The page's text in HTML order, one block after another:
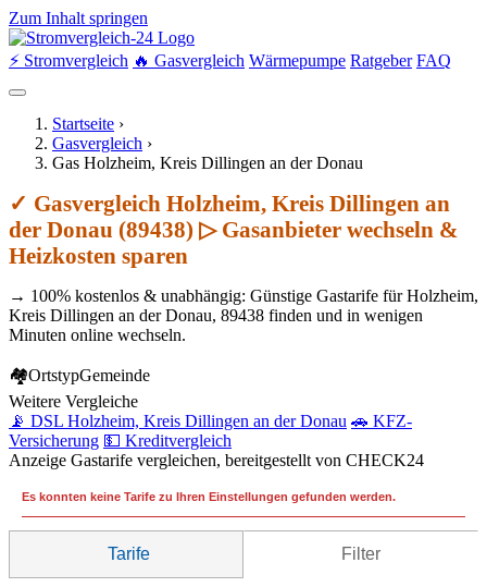
Zum Inhalt springen
⚡ Stromvergleich 🔥 Gasvergleich Wärmepumpe Ratgeber FAQ
Startseite ›
Gasvergleich ›
Gas Holzheim, Kreis Dillingen an der Donau
✓ Gasvergleich Holzheim, Kreis Dillingen an
der Donau (89438) ▷ Gasanbieter wechseln &
Heizkosten sparen
→ 100% kostenlos & unabhängig: Günstige Gastarife für Holzheim,
Kreis Dillingen an der Donau, 89438 finden und in wenigen
Minuten online wechseln.
🏘OrtstypGemeinde
Weitere Vergleiche
📡 DSL Holzheim, Kreis Dillingen an der Donau 🚗 KFZ-
Versicherung 💵 Kreditvergleich
Anzeige Gastarife vergleichen, bereitgestellt von CHECK24